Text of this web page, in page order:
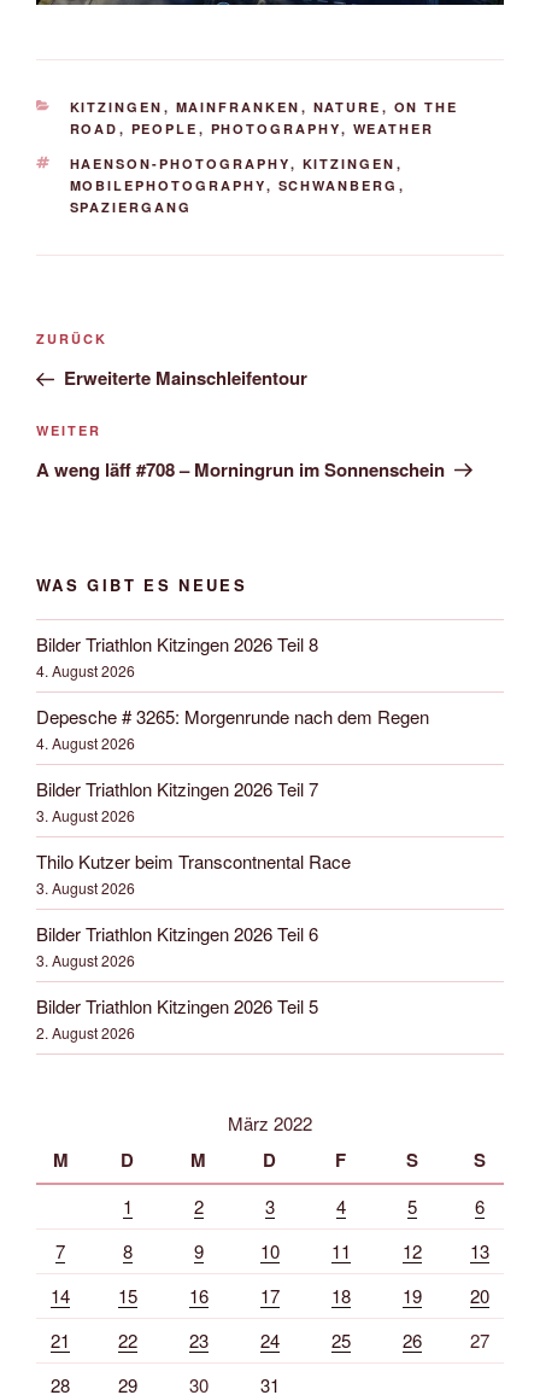
KATEGORIEN
KITZINGEN , MAINFRANKEN , NATURE , ON THE
ROAD , PEOPLE , PHOTOGRAPHY, WEATHER
SCHLAGWÖRTER
HAENSON-PHOTOGRAPHY, KITZINGEN ,
MOBILEPHOTOGRAPHY, SCHWANBERG ,
SPAZIERGANG
Beitrags-
Vorheriger
Beitrag
ZURÜCK
Erweiterte Mainschleifentour
Nächster
Beitrag
WEITER
A weng läff #708 – Morningrun im Sonnenschein
WAS GIBT ES NEUES
Bilder Triathlon Kitzingen 2026 Teil 8
4. August 2026
Depesche # 3265: Morgenrunde nach dem Regen
4. August 2026
Bilder Triathlon Kitzingen 2026 Teil 7
3. August 2026
Thilo Kutzer beim Transcontnental Race
3. August 2026
Bilder Triathlon Kitzingen 2026 Teil 6
3. August 2026
Bilder Triathlon Kitzingen 2026 Teil 5
2. August 2026
März 2022
M D M D F S S
1 2 3 4 5
6
7
8 9 10 11 12
13
14
15 16 17 18 19
20
21
22 23 24 25 26
27
28
29 30 31